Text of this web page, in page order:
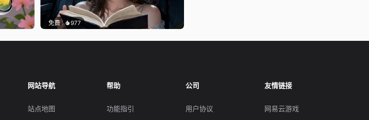
免费 977
网站导航
站点地图
帮助
功能指引
公司
用户协议
友情链接
网易云游戏